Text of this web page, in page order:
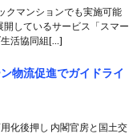
クマンションでも実施可能
しているサービス「スマー
生活協同組[…]
物流促進でガイドライ
化後押し 内閣官房と国土交